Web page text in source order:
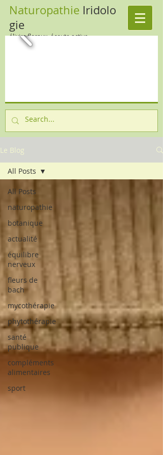
Naturopathie Iridolo
gie
élixirs floraux, écoute active
Le Blog
All Posts
naturopathie
botanique
actualité
équilibre
nerveux
fleurs de
bach
mycothérapie
phytothérapie
santé
publique
compléments
alimentaires
sport
All Posts